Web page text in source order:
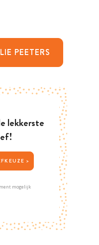
PEETERS
lekkerste
JOUW NIEUWSBRIEFKEUZE >
mogelijk